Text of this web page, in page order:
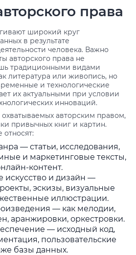
права
широкий круг
в результате
человека. Важно
авторского права не
традиционными видами
литература или живопись, но
и технологические
их актуальными при условии
инноваций.
авторским правом,
привычных книг и картин.
— статьи, исследования,
и маркетинговые тексты,
контент.
искусство и дизайн —
эскизы, визуальные
иллюстрации.
— как мелодии,
аранжировки, оркестровки.
— исходный код,
пользовательские
базы данных.